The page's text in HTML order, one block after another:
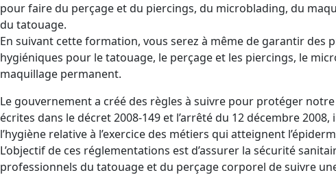
pour faire du perçage et du piercings, du microblading, du
du tatouage.
En suivant cette formation, vous serez à même de garantir des
hygiéniques pour le tatouage, le perçage et les piercings, le
maquillage permanent.
Le gouvernement a créé des règles à suivre pour protéger
écrites dans le décret 2008-149 et l’arrêté du 12 décembre 2008,
l’hygiène relative à l’exercice des métiers qui atteignent
L’objectif de ces réglementations est d’assurer la sécurité
professionnels du tatouage et du perçage corporel de suivre